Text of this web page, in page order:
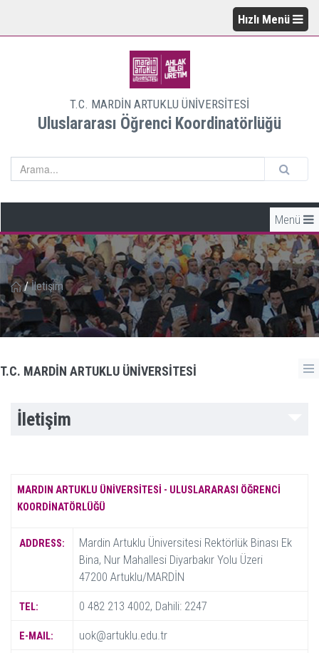
Hızlı Menü
T.C. MARDİN ARTUKLU ÜNİVERSİTESİ
Uluslararası Öğrenci Koordinatörlüğü
Menü
/ İletişim
T.C. MARDİN ARTUKLU ÜNİVERSİTESİ
İletişim
MARDIN ARTUKLU ÜNİVERSİTESİ - ULUSLARARASI ÖĞRENCİ
KOORDİNATÖRLÜĞÜ
ADDRESS:
Mardin Artuklu Üniversitesi Rektörlük Binası Ek
Bina, Nur Mahallesi Diyarbakır Yolu Üzeri
47200 Artuklu/MARDİN
TEL: 0 482 213 4002, Dahili: 2247
E-MAIL: uok@artuklu.edu.tr